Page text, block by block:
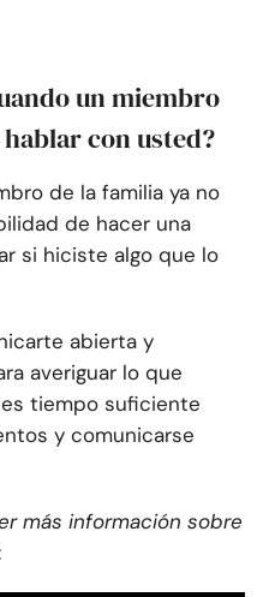
un miembro
con usted?
de la familia ya no
de hacer una
si hiciste algo que lo
abierta y
averiguar lo que
tiempo suficiente
y comunicarse
más información sobre